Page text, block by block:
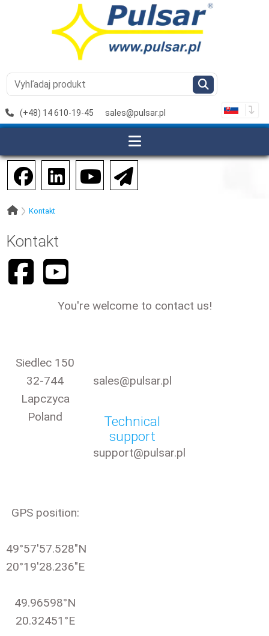
(+48) 14 610-19-45 sales@pulsar.pl
Kontakt
Kontakt
You're welcome to contact us!
Siedlec 150
32-744
Lapczyca
Poland
sales@pulsar.pl
Technical
support
support@pulsar.pl
GPS position:
49°57'57.528"N
20°19'28.236"E
49.96598°N
20.32451°E